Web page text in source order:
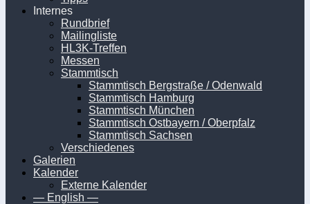
Internes
Rundbrief
Mailingliste
HL3K-Treffen
Messen
Stammtisch
Stammtisch Bergstraße / Odenwald
Stammtisch Hamburg
Stammtisch München
Stammtisch Ostbayern / Oberpfalz
Stammtisch Sachsen
Verschiedenes
Galerien
Kalender
Externe Kalender
— English —